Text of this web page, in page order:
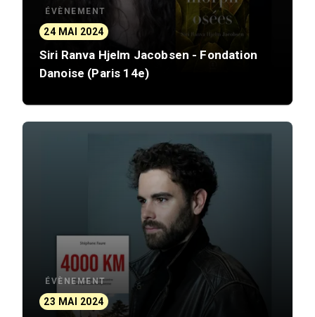
ÉVÈNEMENT
24 MAI 2024
Siri Ranva Hjelm Jacobsen - Fondation
Danoise (Paris 14e)
ÉVÈNEMENT
23 MAI 2024